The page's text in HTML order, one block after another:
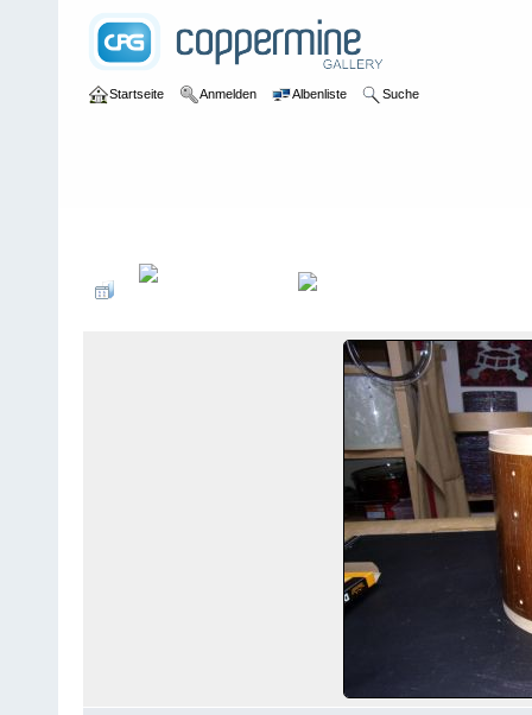
Startseite Anmelden Albenliste Suche